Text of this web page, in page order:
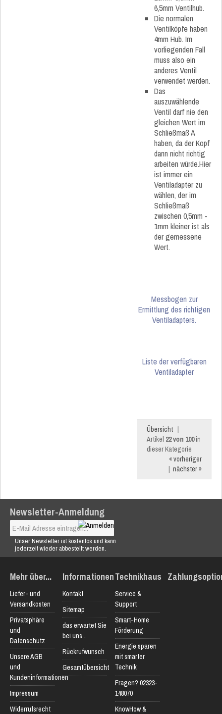
6,5mm Ventilhub.
Die normalen
Ventilköpfe haben
4mm Hub. Im
vorliegenden Fall
muss also ein
anderes Ventil
verwendet werden.
Das
auszuwählende
Ventil darf nie den
gleichen Wert im
Schließmaß A
haben, da der Kopf
dann nicht richtig
arbeiten würde.Hier
ist immer ein
Ventiladapter zu
wählen, der im
Schließmaß
zwischen 0,5mm -
1mm kleiner ist als
der gemessene
Wert.
Messbogen zur
Ermittlung des richtigen
Ventiladapters.
Liste der verfügbaren
Ventiladapter
Übersicht |
Artikel 22 von 100in
dieser Kategorie
« vorheriger
| nächster »
Newsletter-Anmeldung
Unser Newsletter ist kostenlos und kann
jederzeit wieder abbestellt werden.
Mehr über...
Liefer- und
Versandkosten
Privatsphäre
und
Datenschutz
Unsere AGB
und
Kundeninformationen
Impressum
Widerrufsrecht
Informationen
Kontakt
Sitemap
das erwartet Sie
bei uns...
Rückrufwunsch
Gesamtübersicht
Technikhaus
Service &
Support
Smart-Home
Förderung
Energie sparen
mit smarter
Technik
Fragen? 02323-
148070
KnowHow &